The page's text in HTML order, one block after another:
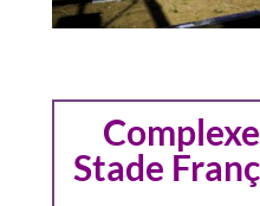
Stade